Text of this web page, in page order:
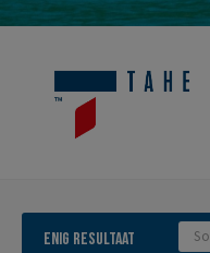
Enig resultaat